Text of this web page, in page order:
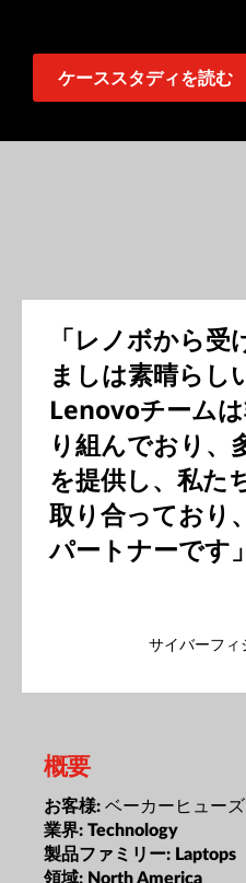
ケーススタディを読む
「レノボから
ましは素晴らし
Lenovoチーム
り組んでおり、
を提供し、私た
取り合っており
パートナーです
サイバーフィ
概要
お客様: ベーカーヒューズ
業界: Technology
製品ファミリー: Laptops
領域: North America